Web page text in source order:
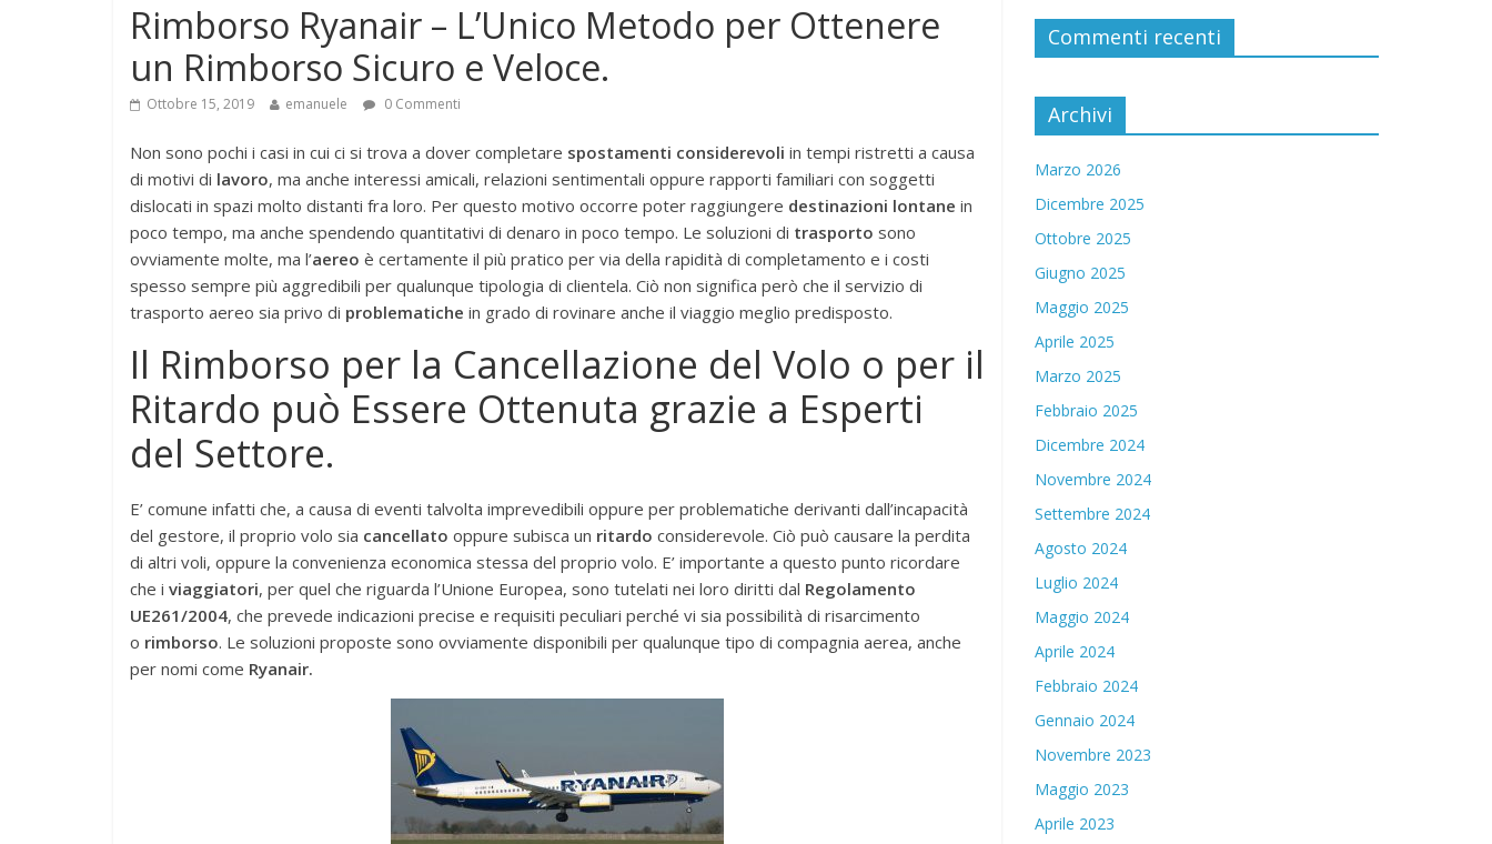
Rimborso Ryanair – L’Unico Metodo per Ottenere
un Rimborso Sicuro e Veloce.
Ottobre 15, 2019 emanuele 0 Commenti
Non sono pochi i casi in cui ci si trova a dover completare spostamenti considerevoli in tempi ristretti a causa
di motivi di lavoro, ma anche interessi amicali, relazioni sentimentali oppure rapporti familiari con soggetti
dislocati in spazi molto distanti fra loro. Per questo motivo occorre poter raggiungere destinazioni lontane in
poco tempo, ma anche spendendo quantitativi di denaro in poco tempo. Le soluzioni di trasporto sono
ovviamente molte, ma l’aereo è certamente il più pratico per via della rapidità di completamento e i costi
spesso sempre più aggredibili per qualunque tipologia di clientela. Ciò non significa però che il servizio di
trasporto aereo sia privo di problematiche in grado di rovinare anche il viaggio meglio predisposto.
Il Rimborso per la Cancellazione del Volo o per il
Ritardo può Essere Ottenuta grazie a Esperti
del Settore.
E’ comune infatti che, a causa di eventi talvolta imprevedibili oppure per problematiche derivanti dall’incapacità
del gestore, il proprio volo sia cancellato oppure subisca un ritardo considerevole. Ciò può causare la perdita
di altri voli, oppure la convenienza economica stessa del proprio volo. E’ importante a questo punto ricordare
che i viaggiatori, per quel che riguarda l’Unione Europea, sono tutelati nei loro diritti dal Regolamento
UE261/2004, che prevede indicazioni precise e requisiti peculiari perché vi sia possibilità di risarcimento
o rimborso. Le soluzioni proposte sono ovviamente disponibili per qualunque tipo di compagnia aerea, anche
per nomi come Ryanair.
Commenti recenti
Archivi
Marzo 2026
Dicembre 2025
Ottobre 2025
Giugno 2025
Maggio 2025
Aprile 2025
Marzo 2025
Febbraio 2025
Dicembre 2024
Novembre 2024
Settembre 2024
Agosto 2024
Luglio 2024
Maggio 2024
Aprile 2024
Febbraio 2024
Gennaio 2024
Novembre 2023
Maggio 2023
Aprile 2023